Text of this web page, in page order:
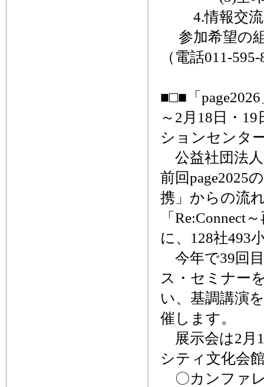
4.情報交流
参加希望の
（電話011-
■□■「
～2月18日・
ションセンタ
公益社団法人
前回page2025
携」からの流
「Re:Connect
に、128社493
今年で39回
ス・セミナー
い、基調講演
催します。
展示会は2月
シティ文化会
〇カンファ